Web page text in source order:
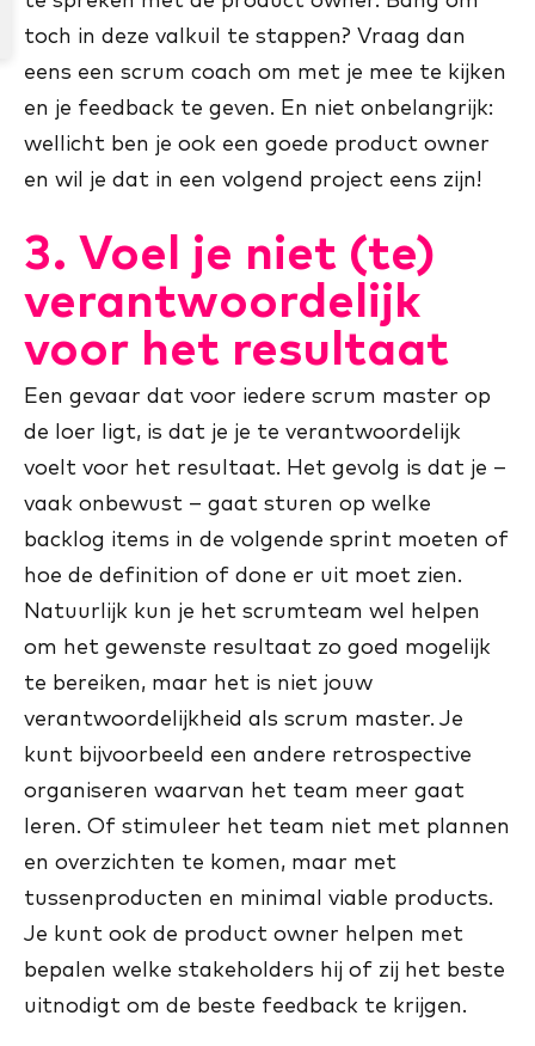
toch in deze valkuil te stappen? Vraag dan
eens een scrum coach om met je mee te kijken
en je feedback te geven. En niet onbelangrijk:
wellicht ben je ook een goede product owner
en wil je dat in een volgend project eens zijn!
3. Voel je niet (te)
verantwoordelijk
voor het resultaat
Een gevaar dat voor iedere scrum master op
de loer ligt, is dat je je te verantwoordelijk
voelt voor het resultaat. Het gevolg is dat je –
vaak onbewust – gaat sturen op welke
backlog items in de volgende sprint moeten of
hoe de definition of done er uit moet zien.
Natuurlijk kun je het scrumteam wel helpen
om het gewenste resultaat zo goed mogelijk
te bereiken, maar het is niet jouw
verantwoordelijkheid als scrum master. Je
kunt bijvoorbeeld een andere retrospective
organiseren waarvan het team meer gaat
leren. Of stimuleer het team niet met plannen
en overzichten te komen, maar met
tussenproducten en minimal viable products.
Je kunt ook de product owner helpen met
bepalen welke stakeholders hij of zij het beste
uitnodigt om de beste feedback te krijgen.